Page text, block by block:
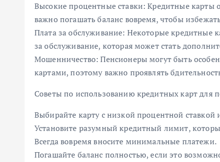
Высокие процентные ставки: Кредитные
важно погашать баланс вовремя, чтобы
Плата за обслуживание: Некоторые
за обслуживание, которая может стать
Мошенничество: Пенсионеры могут быть
картами, поэтому важно проявлять
Советы по использованию кредитных карт для
Выбирайте карту с низкой процентной ставкой
Установите разумный кредитный лимит,
Всегда вовремя вносите минимальные платежи.
Погашайте баланс полностью, если это